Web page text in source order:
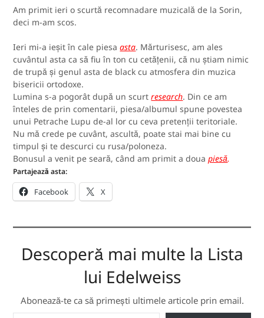
Am primit ieri o scurtă recomnadare muzicală de la Sorin,
deci m-am scos.
Ieri mi-a ieșit în cale piesa asta. Mărturisesc, am ales
cuvântul asta ca să fiu în ton cu cetățenii, că nu știam nimic
de trupă și genul asta de black cu atmosfera din muzica
bisericii ortodoxe.
Lumina s-a pogorât după un scurtresearch. Din ce am
înteles de prin comentarii, piesa/albumul spune povestea
unui Petrache Lupu de-al lor cu ceva pretenții teritoriale.
Nu mă crede pe cuvânt, ascultă, poate stai mai bine cu
timpul și te descurci cu rusa/poloneza.
Bonusul a venit pe seară, când am primit a douapiesă.
Partajează asta:
Facebook X
Descoperă mai multe la Lista
lui Edelweiss
Abonează-te ca să primești ultimele articole prin email.
TASTEAZĂ EMAILUL TĂU...